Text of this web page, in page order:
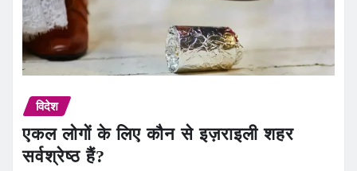
विदेश
एकल लोगों के लिए कौन से इज़राइली शहर
सर्वश्रेष्ठ हैं?